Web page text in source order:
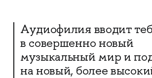
Аудиофилия вводит
в совершенно новый
музыкальный мир и
на новый, более